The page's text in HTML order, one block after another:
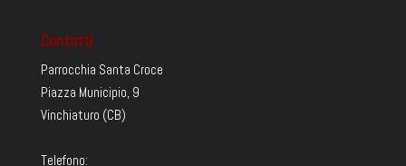
Contatti
Parrocchia Santa Croce
Piazza Municipio, 9
Vinchiaturo (CB)
Telefono: